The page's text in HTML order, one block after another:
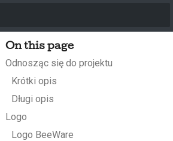
szukać
On this page
Odnosząc się do projektu
Krótki opis
Długi opis
Logo
Logo BeeWare